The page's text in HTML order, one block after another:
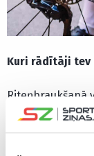
Kuri rādītāji tev
Riteņbraukšanā
arī sekot līdzi
kvalitātei. Man